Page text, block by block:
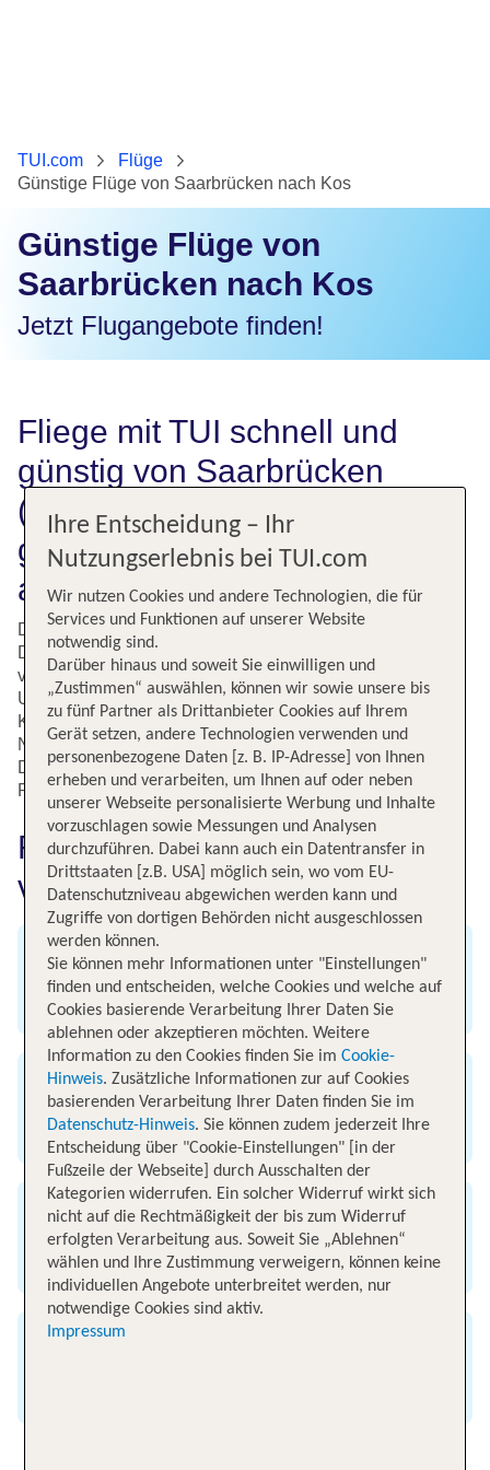
TUI.com
Flüge
Günstige Flüge von Saarbrücken nach Kos
Günstige Flüge von
Saarbrücken nach Kos
Jetzt Flugangebote finden!
Fliege mit TUI schnell und
günstig von Saarbrücken
(SCN) nach Kos (KGS) und
genieße pures Urlaubsglück
auf der Ägäisinsel
Du hast Lust auf maritimes Urlaubsfeeling und möchtest
Deine Ferien auf einer sonnenreichen Mittelmeerinsel
verbringen? Dann erfüllt die griechische Insel Kos Deine
Urlaubssehnsüchte. Bei TUI reist Du immer zu Top-
Konditionen von Saarbrücken (SCN) nach Kos (KGS).
Nach einer kurzen Flugdauer von drei Stunden bezaubert
Dich die griechische Trauminsel mit ihrer landschaftlichen
Pracht und ihrem kulturellen Reichtum.
Fluginformationen für Flüge
von Saarbrücken nach Kos
Abflug
Flughafen Saarbrücken
Ankunft
Flughafen Kos
Flugzeit
3 Stunden
Ihre Entscheidung – Ihr
Nutzungserlebnis bei TUI.com
Wir nutzen Cookies und andere Technologien, die für
Services und Funktionen auf unserer Website
notwendig sind.
Darüber hinaus und soweit Sie einwilligen und
„Zustimmen“ auswählen, können wir sowie unsere bis
zu fünf Partner als Drittanbieter Cookies auf Ihrem
Gerät setzen, andere Technologien verwenden und
personenbezogene Daten [z. B. IP-Adresse] von Ihnen
erheben und verarbeiten, um Ihnen auf oder neben
unserer Webseite personalisierte Werbung und Inhalte
vorzuschlagen sowie Messungen und Analysen
durchzuführen. Dabei kann auch ein Datentransfer in
Drittstaaten [z.B. USA] möglich sein, wo vom EU-
Datenschutzniveau abgewichen werden kann und
Zugriffe von dortigen Behörden nicht ausgeschlossen
werden können.
Sie können mehr Informationen unter "Einstellungen"
finden und entscheiden, welche Cookies und welche auf
Cookies basierende Verarbeitung Ihrer Daten Sie
ablehnen oder akzeptieren möchten. Weitere
Information zu den Cookies finden Sie im Cookie-
Hinweis. Zusätzliche Informationen zur auf Cookies
basierenden Verarbeitung Ihrer Daten finden Sie im
Datenschutz-Hinweis. Sie können zudem jederzeit Ihre
Entscheidung über "Cookie-Einstellungen" [in der
Fußzeile der Webseite] durch Ausschalten der
Kategorien widerrufen. Ein solcher Widerruf wirkt sich
nicht auf die Rechtmäßigkeit der bis zum Widerruf
erfolgten Verarbeitung aus. Soweit Sie „Ablehnen“
wählen und Ihre Zustimmung verweigern, können keine
individuellen Angebote unterbreitet werden, nur
notwendige Cookies sind aktiv.
Impressum